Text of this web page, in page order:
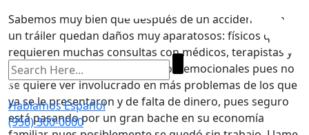
Hablamos Español
(956) 300-0000
Sabemos muy bien que después de un accidente con
un tráiler quedan daños muy aparatosos: físicos que
requieren muchas consultas con médicos, terapistas y
gran cantidad de medicamentos, emocionales pues no
se quiere ver involucrado en más problemas de los que
ya se le presentaron y de falta de dinero, pues seguro
está pasando por un gran bache en su economía